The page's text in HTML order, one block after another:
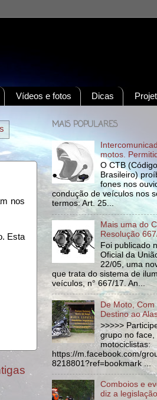
Vídeos e fotos Dicas
nos
Esta
MAIS POPULARES
motos.
O CTB
Brasileiro)
fones nos
condução de veículos nos
termos: Art. 25...
Mais uma do
Resolução
Foi publicado
Oficial da
22/05, uma
que trata do sistema de
veículos, n° 667/17. An...
De Moto,
Destino ao
>>>>>
grupo no face,
motociclistas:
https://m.facebook.com/
8218801?ref=bookmark ...
Comboios e
diz a